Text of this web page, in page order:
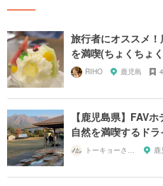
旅行者にオススメ
を満喫(ちょくちょ
RIHO 鹿児島
【鹿児島県】FAV
自然を満喫するド
鹿